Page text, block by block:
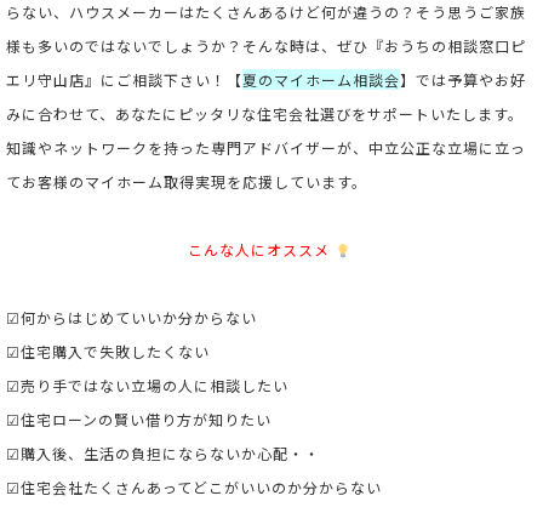
らない、ハウスメーカーはたくさんあるけど何が違うの？そう思うご家族
様も多いのではないでしょうか？そんな時は、ぜひ『おうちの相談窓口ピ
エリ守山店』にご相談下さい！【夏のマイホーム相談会】では予算やお好
みに合わせて、あなたにピッタリな住宅会社選びをサポートいたします。
知識やネットワークを持った専門アドバイザーが、中立公正な立場に立っ
てお客様のマイホーム取得実現を応援しています。
こんな人にオススメ
☑何からはじめていいか分からない
☑住宅購入で失敗したくない
☑売り手ではない立場の人に相談したい
☑住宅ローンの賢い借り方が知りたい
☑購入後、生活の負担にならないか心配・・
☑住宅会社たくさんあってどこがいいのか分からない